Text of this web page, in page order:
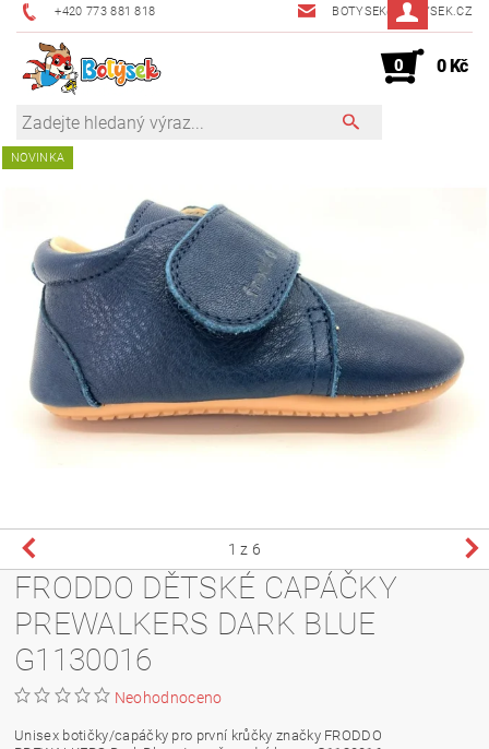
+420 773 881 818 BOTYSEK@BOTYSEK.CZ
0 0 Kč
NOVINKA
1 z 6
FRODDO DĚTSKÉ CAPÁČKY
PREWALKERS DARK BLUE
G1130016
Neohodnoceno
Unisex botičky/capáčky pro první krůčky značky FRODDO